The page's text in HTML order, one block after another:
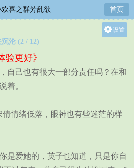
欢喜之群芳乱欲 首页
设置
中
沦 (2 / 12)
验更好》
己也有很大一部分责任吗？在和
着。
情绪低落，眼神也有些迷茫的样
爱她的，英子也知道，只是你自